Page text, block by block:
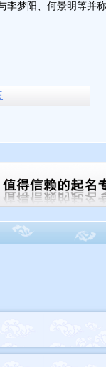
梦阳、何景明等并